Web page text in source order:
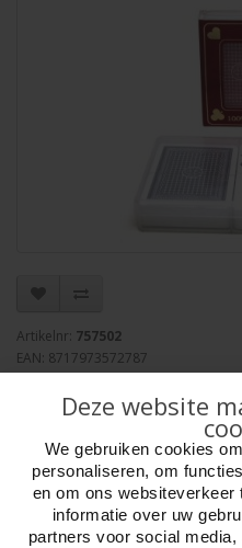
Artikelnr: 757502
EAN: 8717973572787
Minimum afname: 1
Aantal
Deze website
We gebruiken cookies
personaliseren, om
en om ons websiteverkeer
informatie over uw
partners voor social